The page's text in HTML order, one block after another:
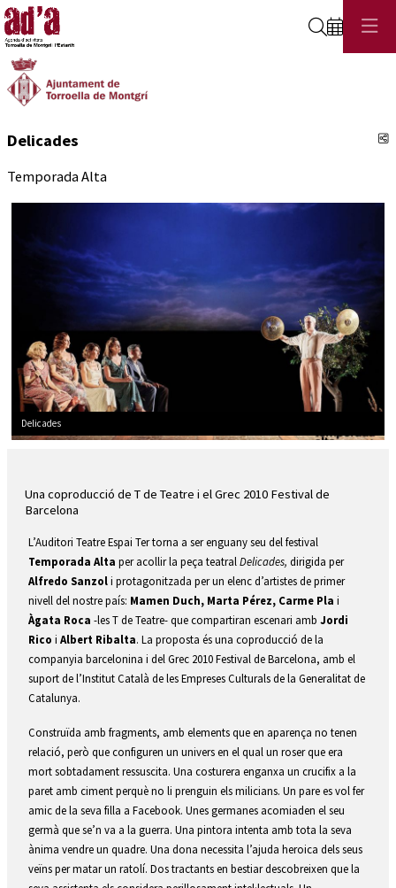
Cerca
Delicades
Temporada Alta
Delicades
Una coproducció de T de Teatre i el Grec 2010 Festival de
Barcelona
Temporada Alta per acollir la peça teatral Delicades,
dirigida per
Alfredo Sanzol i protagonitzada per un elenc d’artistes de primer
nivell del nostre país: Mamen Duch, Marta Pérez, Carme Pla i
Àgata Roca -les T de Teatre- que compartiran escenari amb Jordi
Rico i Albert Ribalta. La proposta és una coproducció de la
companyia barcelonina i del Grec 2010 Festival de Barcelona, amb el
suport de l’Institut Català de les Empreses Culturals de la Generalitat de
Catalunya.
Construïda amb fragments, amb elements que en aparença no tenen
relació, però que configuren un univers en el qual un roser que era
mort sobtadament ressuscita. Una costurera enganxa un crucifix a la
paret amb ciment perquè no li prenguin els milicians. Un pare es vol fer
amic de la seva filla a Facebook. Unes germanes acomiaden el seu
germà que se’n va a la guerra. Una pintora intenta amb tota la seva
ànima vendre un quadre. Una dona necessita l’ajuda heroica dels seus
veïns per matar un ratolí. Dos tractants en bestiar descobreixen que la